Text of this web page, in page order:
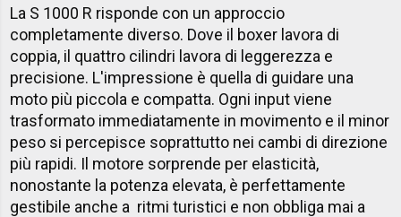
La S 1000 R risponde con un approccio
completamente diverso. Dove il boxer lavora di
coppia, il quattro cilindri lavora di leggerezza e
precisione. L'impressione è quella di guidare una
moto più piccola e compatta. Ogni input viene
trasformato immediatamente in movimento e il minor
peso si percepisce soprattutto nei cambi di direzione
più rapidi. Il motore sorprende per elasticità,
nonostante la potenza elevata, è perfettamente
gestibile anche a ritmi turistici e non obbliga mai a